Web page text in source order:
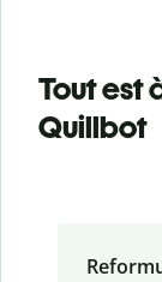
Tout est
Quillbot